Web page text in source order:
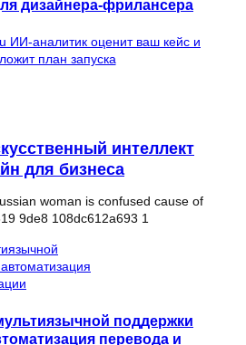
дизайнера-фрилансера
ИИ-аналитик оценит ваш кейс и
план запуска
интеллект
для бизнеса
поддержки
перевода и